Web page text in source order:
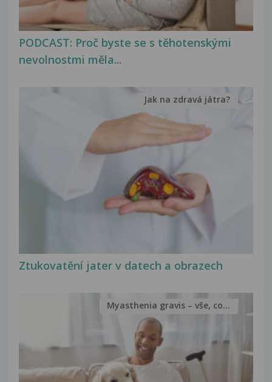
PODCAST: Proč byste se s těhotenskými
nevolnostmi měla...
Ztukovatění jater v datech a obrazech
Jak na zdravá játra?
Myasthenia gravis – vše, co...